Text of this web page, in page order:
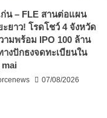
น – FLE สานต่อแผน
ะยาว! โรดโชว์ 4 จังหวัด
ามพร้อม IPO 100 ล้าน
งปักธงจดทะเบียนใน
07/08/2026